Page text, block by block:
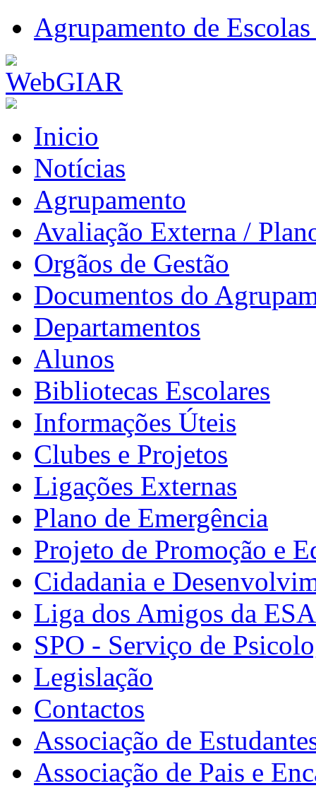
Agrupamento de
Inicio
Notícias
Agrupamento
Avaliação Externa /
Orgãos de Gestão
Documentos do
Departamentos
Alunos
Bibliotecas Escolares
Informações Úteis
Clubes e Projetos
Ligações Externas
Plano de Emergência
Projeto de Promoção e
Cidadania e
Liga dos Amigos da
SPO - Serviço de
Legislação
Contactos
Associação de
Associação de Pais e